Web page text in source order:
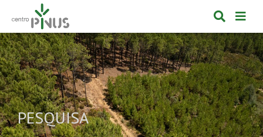
Alternar
de
de
PESQUISA